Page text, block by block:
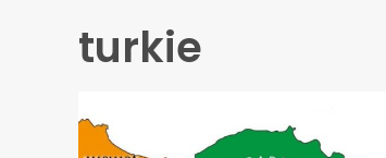
turkie